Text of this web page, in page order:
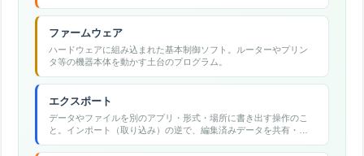
ファームウェア
ハードウェアに組み込まれた基本制御ソフト。ルーターやプリン
タ等の機器本体を動かす土台のプログラム。
エクスポート
データやファイルを別のアプリ・形式・場所に書き出す操作のこ
と。インポート（取り込み）の逆で、編集済みデータを共有・保
存・移行できる形式に変換して出力する。